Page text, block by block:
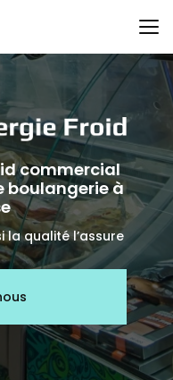
commercial
boulangerie à
la qualité l’assure